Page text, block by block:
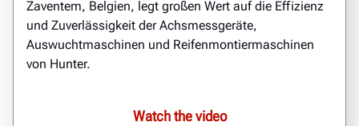
Zaventem, Belgien, legt großen Wert auf die Effizienz
und Zuverlässigkeit der Achsmessgeräte,
Auswuchtmaschinen und Reifenmontiermaschinen
von Hunter.
Watch the video